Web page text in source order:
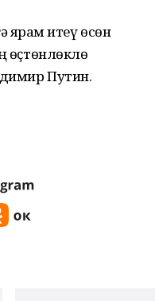
ярҙам итеү өсөн
өҫтөнлөклө
Путин.